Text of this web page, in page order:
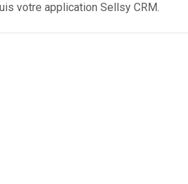
votre application Sellsy CRM.